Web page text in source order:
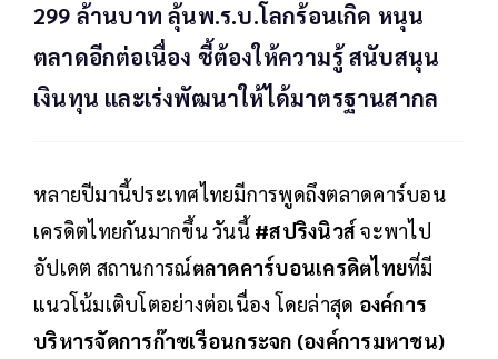
299 ล้านบาท ลุ้นพ.ร.บ.โลกร้อนเกิด หนุน
ตลาดอีกต่อเนื่อง ชี้ต้องให้ความรู้ สนับสนุน
เงินทุน และเร่งพัฒนาให้ได้มาตรฐานสากล
หลายปีมานี้ประเทศไทยมีการพูดถึงตลาดคาร์บอน
เครดิตไทยกันมากขึ้น วันนี้ #สปริงนิวส์จะพาไป
อัปเดต สถานการณ์ตลาดคาร์บอนเครดิตไทยที่มี
แนวโน้มเติบโตอย่างต่อเนื่อง โดยล่าสุด องค์การ
บริหารจัดการก๊าซเรือนกระจก (องค์การมหาชน)